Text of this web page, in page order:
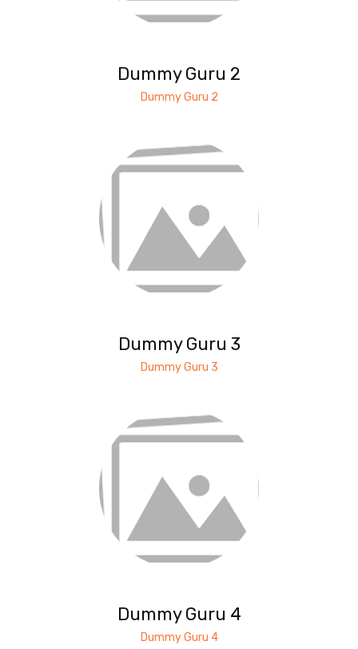
Dummy Guru 2
Dummy Guru 2
Dummy Guru 3
Dummy Guru 3
Dummy Guru 4
Dummy Guru 4